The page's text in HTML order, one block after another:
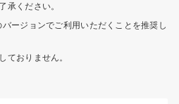
承ください。
ージョンでご利用いただくことを推奨し
ておりません。